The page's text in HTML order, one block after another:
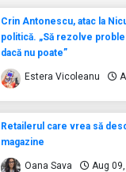
Crin Antonescu, atac la
politică. „Să rezolve
dacă nu poate”
Estera Vicoleanu
Retailerul care vrea să
magazine
Oana Sava Aug